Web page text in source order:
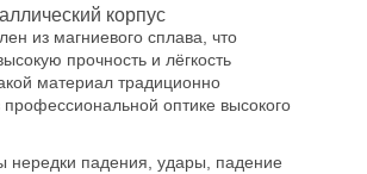
корпус
из магниевого сплава, что
прочность и лёгкость
материал традиционно
профессиональной оптике высокого
нередки падения, удары, падение